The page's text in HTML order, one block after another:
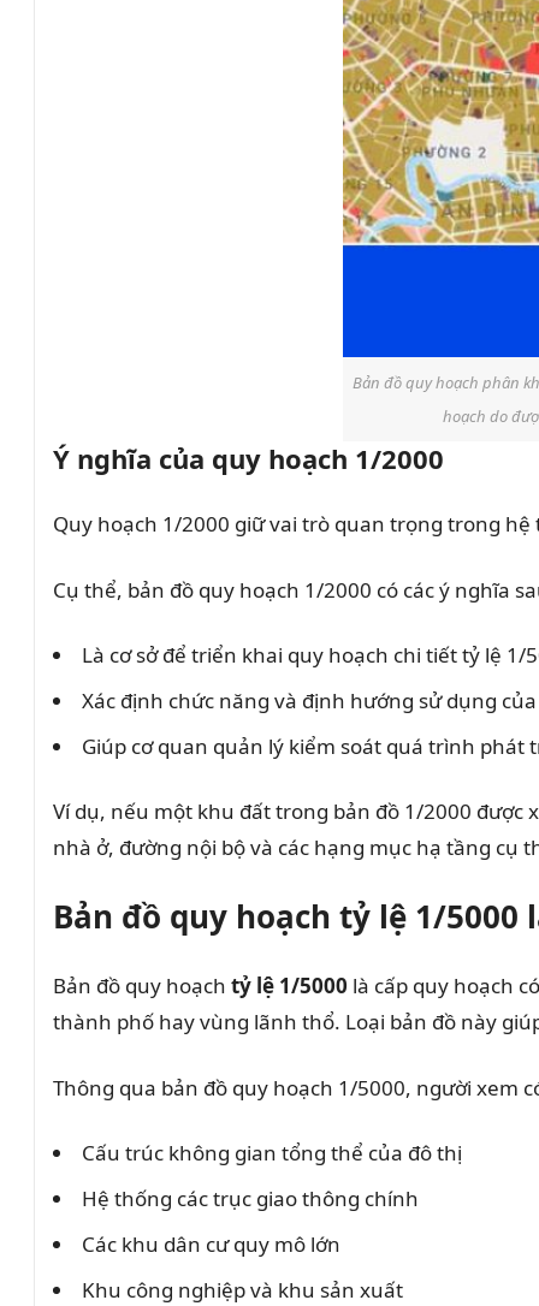
Bản đồ quy hoạch phân
hoạch do
Ý nghĩa của quy hoạch 1/2000
Quy hoạch 1/2000 giữ vai trò quan trọng trong
Cụ thể, bản đồ quy hoạch 1/2000 có các ý nghĩa
Là cơ sở để triển khai quy hoạch chi tiết tỷ lệ 1/
Xác định chức năng và định hướng sử dụng
Giúp cơ quan quản lý kiểm soát quá trình phát
Ví dụ, nếu một khu đất trong bản đồ 1/2000 được
nhà ở, đường nội bộ và các hạng mục hạ tầng cụ
Bản đồ quy hoạch tỷ lệ 1/5000
Bản đồ quy hoạch tỷ lệ 1/5000 là cấp quy hoạch
thành phố hay vùng lãnh thổ. Loại bản đồ này
Thông qua bản đồ quy hoạch 1/5000, người
Cấu trúc không gian tổng thể của đô thị
Hệ thống các trục giao thông chính
Các khu dân cư quy mô lớn
Khu công nghiệp và khu sản xuất